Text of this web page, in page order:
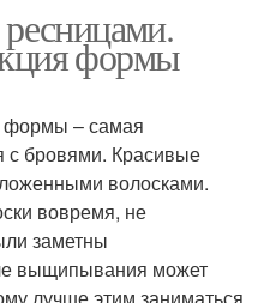
формы
формы – самая
с бровями. Красивые
волосками.
вовремя, не
заметны
выщипывания может